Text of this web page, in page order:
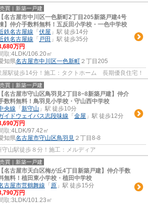
売買｜新築一戸建
【名古屋市中川区一色新町2丁目205新築戸建4号
】仲介手数料無料！五反田小学校・一色中学校
鉄名古屋線 「 伏屋 」駅 徒歩14分
鉄名古屋線 「 戸田 」駅 徒歩35分
万円
取:4LDK/106.20㎡
知県名古屋市中川区一色新町 ２丁目205
屋駅徒歩14分！施工：タクトホーム 長期優良住宅！
売買｜新築一戸建
【名古屋市守山区鳥羽見2丁目8−8新築戸建】仲介
数料無料！鳥羽見小学校・守山西中学校
央線 「 新守山 」駅 徒歩10分
イドウェイバス志段味線 「 金屋 」駅 徒歩12分
万円
取:4LDK/97.42㎡
知県名古屋市守山区鳥羽見 ２丁目8-8
山駅徒歩８分！施工：メルディア
売買｜新築一戸建
【名古屋市天白区梅が丘4丁目新築戸建】仲介手数
無料！植田東小学校・植田中学校
古屋市営鶴舞線 「 原 」駅 徒歩15分
万円
取:3LDK/101.23㎡